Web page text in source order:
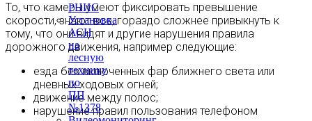
РНИС
Установка
АСН
на
лесную
технику
по
ПП
№1378
То, что камеры умеют фиксировать превышение
скорости, знают все, гораздо сложнее привыкнуть к
тому, что они видят и другие нарушения правила
дорожного движения, например следующие:
езда без включенных фар ближнего света или
дневных ходовых огней;
движение между полос;
нарушение правил пользования телефоном